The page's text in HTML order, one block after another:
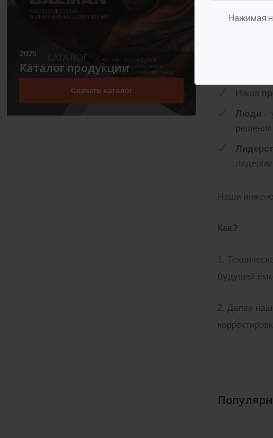
Нажимая
2025
Каталог продукции
Скачать каталог Наша
Люди –
решения
лидером
Наши
Как?
1.
будущей
2. Далее